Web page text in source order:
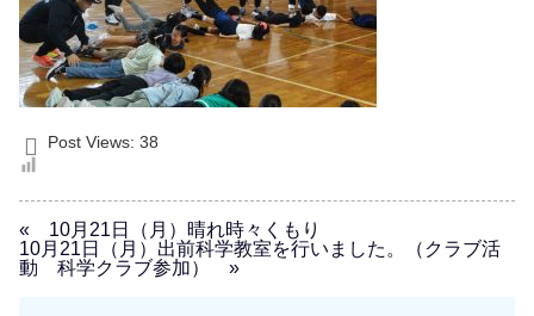
Post Views: 38
« 10月21日（月）晴れ時々くもり
10月21日（月）出前科学教室を行いました。（クラブ活
動 科学クラブ参加） »